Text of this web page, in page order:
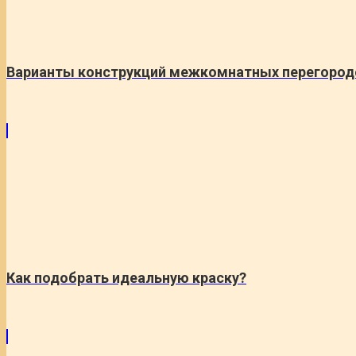
Варианты конструкций межкомнатных
Как подобрать идеальную краску?